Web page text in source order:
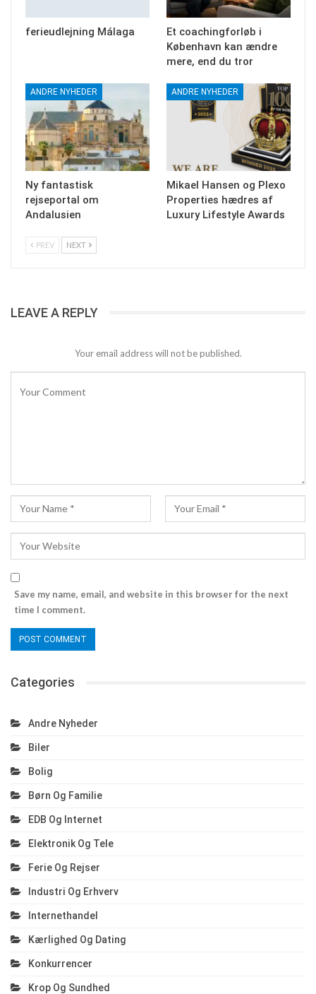
ferieudlejning Málaga
Et coachingforløb i
København kan ændre
mere, end du tror
ANDRE NYHEDER
Ny fantastisk
rejseportal om
Andalusien
ANDRE NYHEDER
Mikael Hansen og Plexo
Properties hædres af
Luxury Lifestyle Awards
PREV NEXT
LEAVE A REPLY
Your email address will not be published.
Save my name, email, and website in this browser for the next
time I comment.
Categories
Andre Nyheder
Biler
Bolig
Børn Og Familie
EDB Og Internet
Elektronik Og Tele
Ferie Og Rejser
Industri Og Erhverv
Internethandel
Kærlighed Og Dating
Konkurrencer
Krop Og Sundhed